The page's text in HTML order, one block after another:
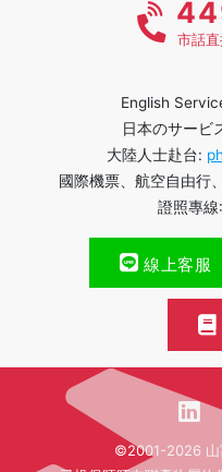
市話
English
日本のサー
大陸人士赴台:
國際機票、航空自由
證照專
線上客服
©2001-2026 山